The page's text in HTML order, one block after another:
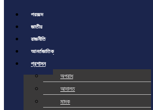
প্রচ্ছদ
জাতীয়
রাজনীতি
আর্ন্তজাতিক
প্রশাসন
অপরাধ
আদালত
মাদক